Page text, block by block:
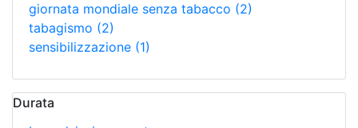
giornata mondiale senza tabacco (2)
tabagismo (2)
sensibilizzazione (1)
Durata